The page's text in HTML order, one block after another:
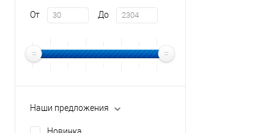
От До
Наши предложения